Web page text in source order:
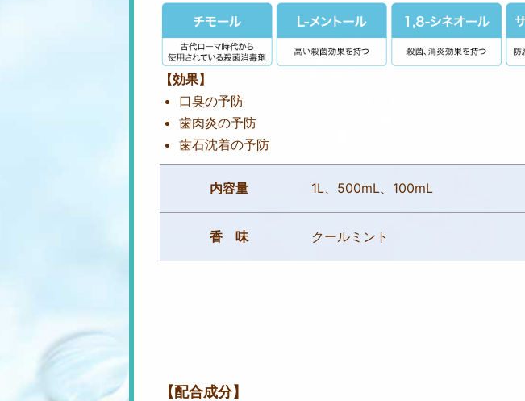
【効果】
口臭の予防
歯肉炎の予防
歯石沈着の予防
内容量 1L、500mL、100mL
香 味 クールミント
【配合成分】